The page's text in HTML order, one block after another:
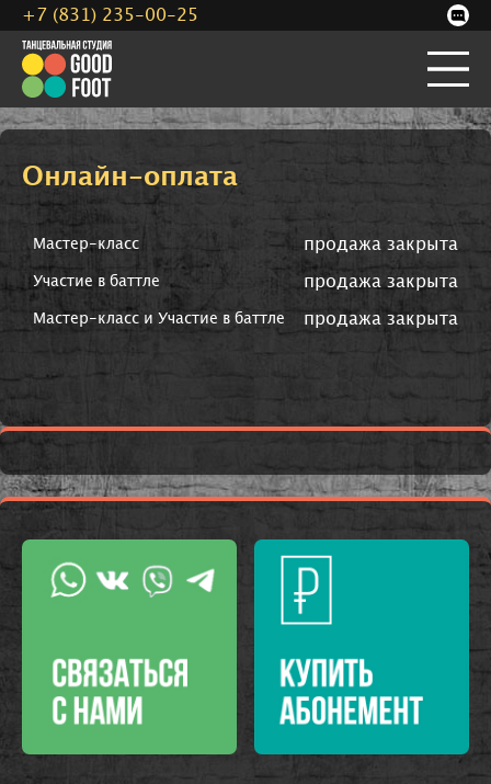
Онлайн-оплата
Мастер-класс продажа закрыта
Участие в баттле продажа закрыта
Мастер-класс и Участие в баттле продажа закрыта
+7 (831) 235-00-25